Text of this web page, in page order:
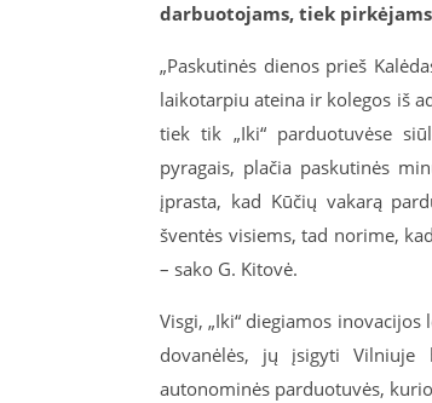
darbuotojams, tiek
„Paskutinės dienos prieš
laikotarpiu ateina ir kolegos iš
tiek tik „Iki“ parduotuvėse
pyragais, plačia paskutinės
įprasta, kad Kūčių vakarą
šventės visiems, tad norime,
– sako G. Kitovė.
Visgi, „Iki“ diegiamos
dovanėlės, jų įsigyti
autonominės parduotuvės,